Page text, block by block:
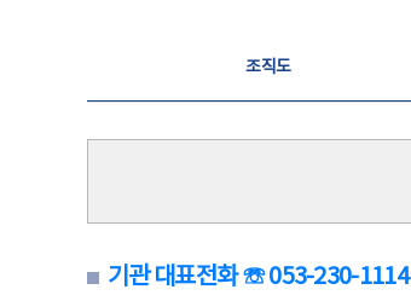
조직도
기관 대표전화 ☏ 053-230-1114